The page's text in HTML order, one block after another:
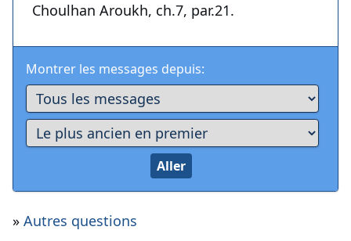
Choulhan Aroukh, ch.7, par.21.
Montrer les messages depuis:
» Autres questions